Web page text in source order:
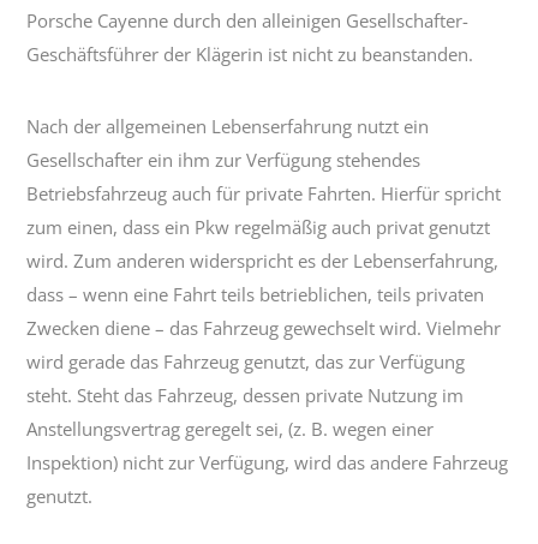
Porsche Cayenne durch den alleinigen Gesellschafter-
Geschäftsführer der Klägerin ist nicht zu beanstanden.
Nach der allgemeinen Lebenserfahrung nutzt ein
Gesellschafter ein ihm zur Verfügung stehendes
Betriebsfahrzeug auch für private Fahrten. Hierfür spricht
zum einen, dass ein Pkw regelmäßig auch privat genutzt
wird. Zum anderen widerspricht es der Lebenserfahrung,
dass – wenn eine Fahrt teils betrieblichen, teils privaten
Zwecken diene – das Fahrzeug gewechselt wird. Vielmehr
wird gerade das Fahrzeug genutzt, das zur Verfügung
steht. Steht das Fahrzeug, dessen private Nutzung im
Anstellungsvertrag geregelt sei, (z. B. wegen einer
Inspektion) nicht zur Verfügung, wird das andere Fahrzeug
genutzt.